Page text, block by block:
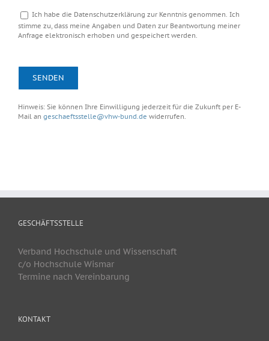
Ich habe die Datenschutzerklärung zur Kenntnis genommen. Ich
stimme zu, dass meine Angaben und Daten zur Beantwortung meiner
Anfrage elektronisch erhoben und gespeichert werden.
leer.
Hinweis: Sie können Ihre Einwilligung jederzeit für die Zukunft per E-
Mail an geschaeftsstelle@vhw-bund.de widerrufen.
GESCHÄFTSSTELLE
Verband Hochschule und Wissenschaft
c/o Hochschule Wismar
Termine nach Vereinbarung
KONTAKT